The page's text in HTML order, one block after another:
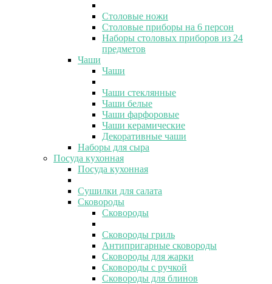
Столовые ножи
Столовые приборы на 6 персон
Наборы столовых приборов из 24
предметов
Чаши
Чаши
Чаши стеклянные
Чаши белые
Чаши фарфоровые
Чаши керамические
Декоративные чаши
Наборы для сыра
Посуда кухонная
Посуда кухонная
Сушилки для салата
Сковороды
Сковороды
Сковороды гриль
Антипригарные сковороды
Сковороды для жарки
Сковороды с ручкой
Сковороды для блинов